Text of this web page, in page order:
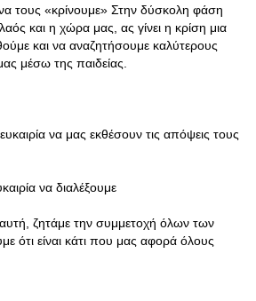
τους «κρίνουμε» Στην δύσκολη φάση
και η χώρα μας, ας γίνει η κρίση μια
και να αναζητήσουμε καλύτερους
μέσω της παιδείας.
να μας εκθέσουν τις απόψεις τους
να διαλέξουμε
ζητάμε την συμμετοχή όλων των
ότι είναι κάτι που μας αφορά όλους